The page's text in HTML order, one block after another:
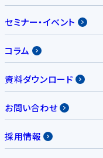
セミナー・イベント
コラム
資料ダウンロード
お問い合わせ
採用情報